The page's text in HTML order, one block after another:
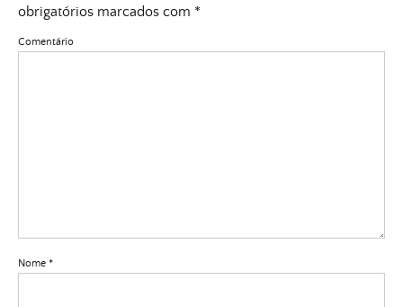
obrigatórios marcados com *
Comentário
Nome *